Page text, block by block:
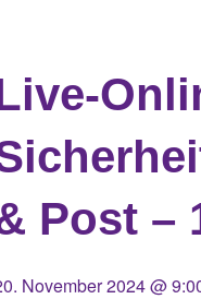
Post –
November 2024 @